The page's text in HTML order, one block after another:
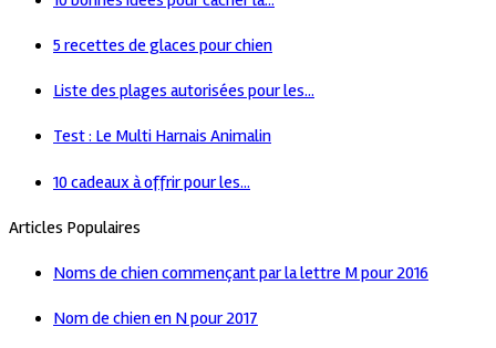
5 recettes de glaces pour chien
Liste des plages autorisées pour les...
Test : Le Multi Harnais Animalin
10 cadeaux à offrir pour les...
Articles Populaires
Noms de chien commençant par la lettre M pour 2016
Nom de chien en N pour 2017